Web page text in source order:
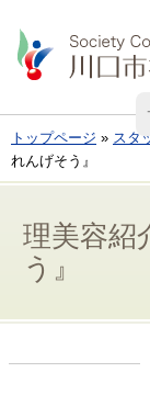
トップページ » スタ
れんげそう』
理美容紹
う』